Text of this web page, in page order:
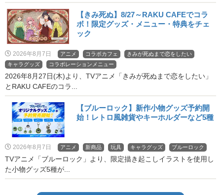
【きみ死ぬ】8/27～RAKU CAFEでコラ
ボ！限定グッズ・メニュー・特典をチェ
ック
2026年8月7日 アニメ コラボカフェ
きみが死ぬまで恋をしたい
キャラグッズ
コラボレーションメニュー
2026年8月27日(木)より、TVアニメ「きみが死ぬまで恋をしたい」
とRAKU CAFEのコラ...
【ブルーロック】新作小物グッズ予約開
始！レトロ風雑貨やキーホルダーなど5種
2026年8月7日 アニメ 新商品 玩具 キャラグッズ ブルーロック
TVアニメ「ブルーロック」より、限定描き起こしイラストを使用し
た小物グッズ5種が...